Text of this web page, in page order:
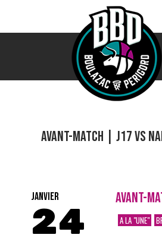
Avant-match | J17 vs
JANVIER
24
AVANT-
A LA "UNE"